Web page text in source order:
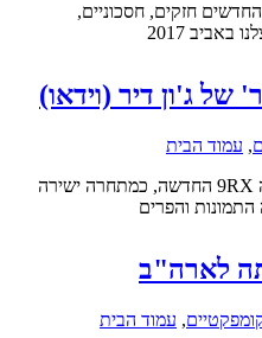
חזקים, חסכוניים,
2017
, עמוד הבית
ג'ון דיר חושפת באופן רשמי את סדרה 9RX החדשה, כמתחרה ישירה
והפרים
לארה"ב
, עמוד הבית